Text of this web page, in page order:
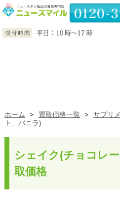
ホーム > 買取価格一覧 > サプリ
ト、バニラ)
シェイク(チョコレ
取価格